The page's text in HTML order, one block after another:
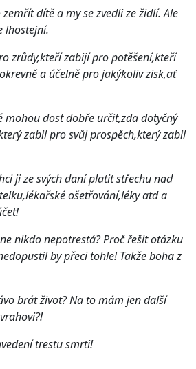
dítě a my se zvedli ze židlí. Ale
lhostejní.
zrůdy,kteří zabijí pro potěšení,kteří
a účelně pro jakýkoliv zisk,ať
mohou dost dobře určit,zda dotyčný
zabil pro svůj prospěch,který zabil
ji ze svých daní platit střechu nad
ošetřování,léky atd a
nikdo nepotrestá? Proč řešit otázku
by přeci tohle! Takže boha z
brát život? Na to mám jen další
trestu smrti!